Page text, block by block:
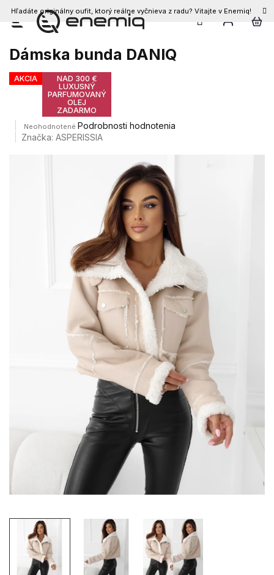
Prejsť
obsah
Hľadáte originálny oufit, ktorý reálne vyčnieva z radu? Vitajte v Enemiq!
Dámska bunda DANIQ
AKCIA
NAD 300 €
LUXUSNÝ
PARFUMOVANÝ
OLEJ
ZADARMO
Priemerné
hodnotenie
Neohodnotené Podrobnosti hodnotenia
Značka:ASPERISSIA